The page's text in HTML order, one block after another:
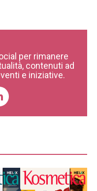
per rimanere
contenuti ad
e iniziative.